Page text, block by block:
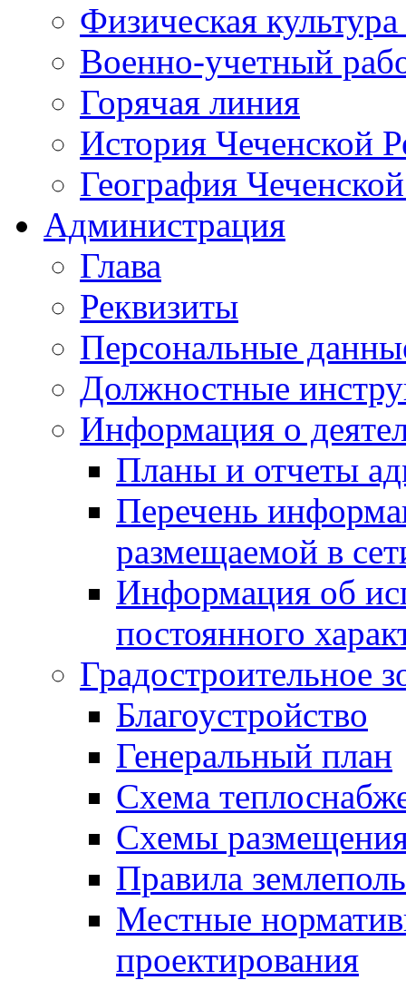
Физическая
Военно-учетный
Горячая линия
История Чеченской
География
Администрация
Глава
Реквизиты
Персональные
Должностные
Информация о
Планы и отчеты
Перечень
размещаемой в
Информация об
постоянного
Градостроительное
Благоустройство
Генеральный план
Схема
Схемы
Правила
Местные
проектирования